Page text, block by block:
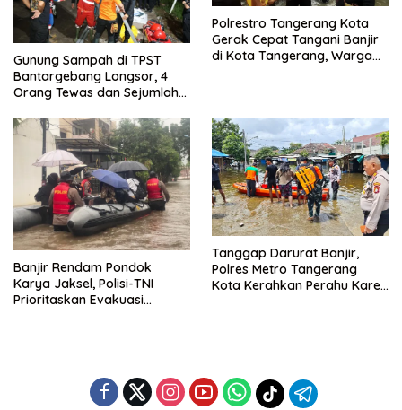
Gunung Sampah di TPST
Bantargebang Longsor, 4
Orang Tewas dan Sejumlah
Polrestro Tangerang Kota
Gerak Cepat Tangani Banjir
di Kota Tangerang, Warga
Banjir Rendam Pondok
Karya Jaksel, Polisi-TNI
Prioritaskan Evakuasi
Tanggap Darurat Banjir,
Polres Metro Tangerang
Kota Kerahkan Perahu Karet